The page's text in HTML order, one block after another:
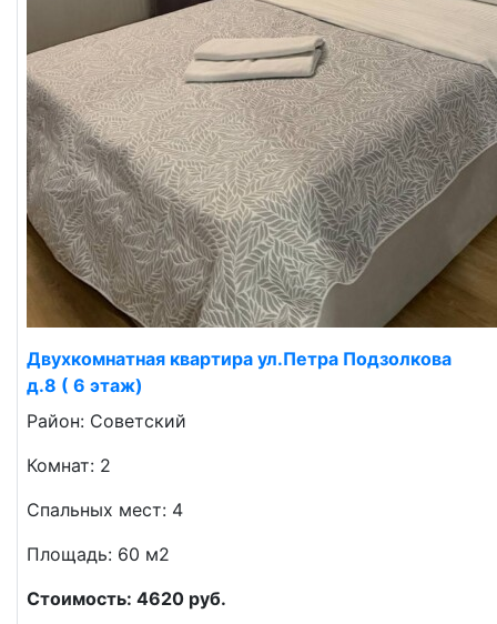
Двухкомнатная квартира ул.Петра Подзолкова
д.8 ( 6 этаж)
Район: Советский
Комнат: 2
Спальных мест: 4
Площадь: 60 м2
Стоимость: 4620 руб.